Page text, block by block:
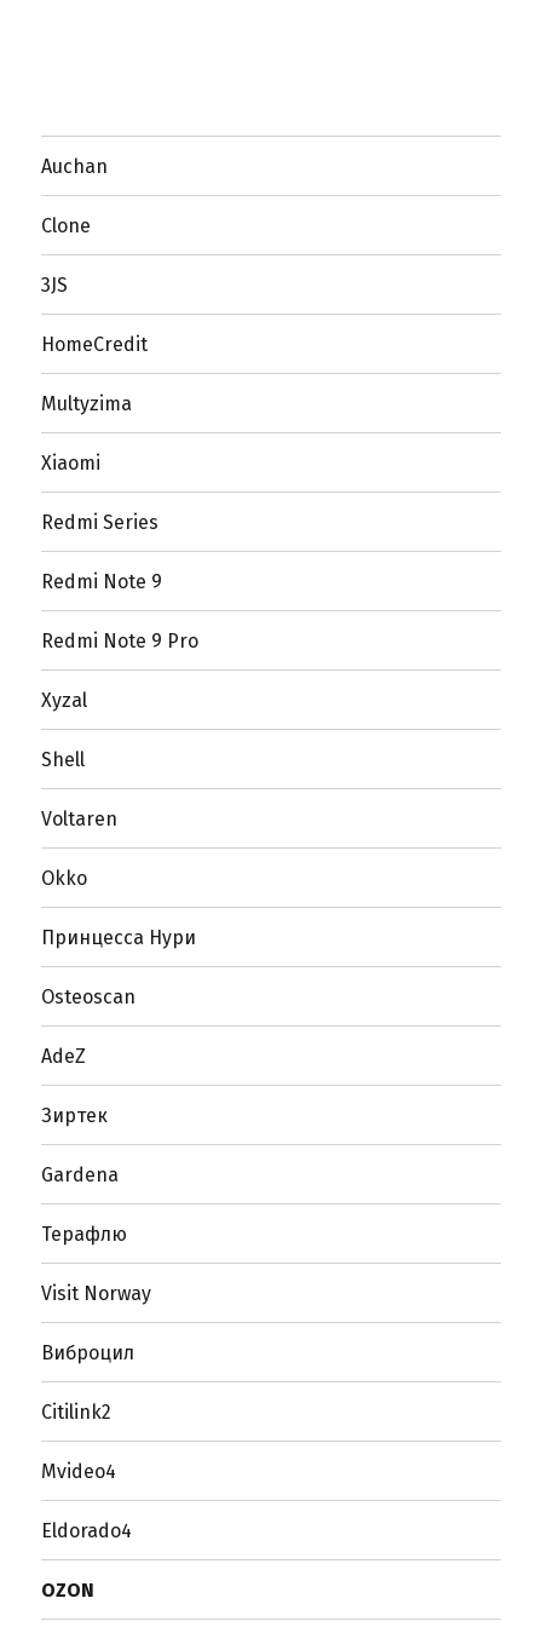
Auchan
Clone
3JS
HomeCredit
Multyzima
Xiaomi
Redmi Series
Redmi Note 9
Redmi Note 9 Pro
Xyzal
Shell
Voltaren
Okko
Принцесса Нури
Osteoscan
AdeZ
Зиртек
Gardena
Терафлю
Visit Norway
Виброцил
Citilink2
Mvideo4
Eldorado4
OZON